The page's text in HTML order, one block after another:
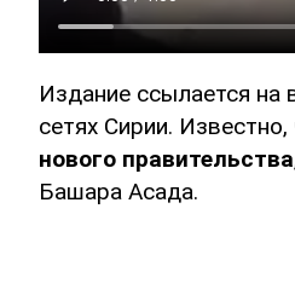
Издание ссылается на
сетях Сирии.
нового правительства
Башара Асада.